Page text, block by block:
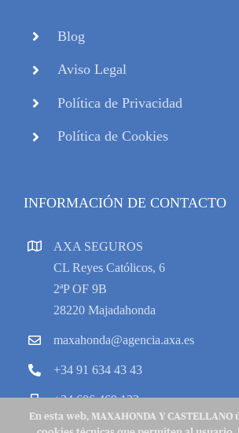
Blog
Aviso Legal
Política de Privacidad
Política de Cookies
INFORMACIÓN DE CONTACTO
AXA SEGUROS
CL Reyes Católicos, 6
2ªP OF 9B
28220 Majadahonda
maxahonda@agencia.axa.es
+34 91 634 43 43
+34 606 469 133
En esta web, MAXAHONDA Y